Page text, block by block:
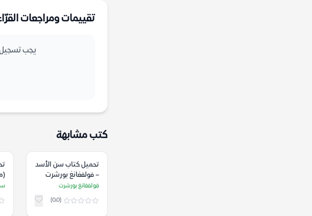
تقييمات ومراجعات
يجب تسجيل
كتب مشابهة
تحميل كتاب سن الأسد
– فولفغانغ بورشرت
فولفغانغ بورشرت
(0.0)